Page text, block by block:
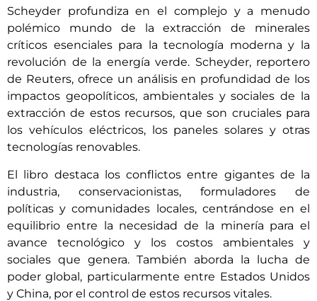
Scheyder profundiza en el complejo y a menudo
polémico mundo de la extracción de minerales
críticos esenciales para la tecnología moderna y la
revolución de la energía verde. Scheyder, reportero
de Reuters, ofrece un análisis en profundidad de los
impactos geopolíticos, ambientales y sociales de la
extracción de estos recursos, que son cruciales para
los vehículos eléctricos, los paneles solares y otras
tecnologías renovables.
El libro destaca los conflictos entre gigantes de la
industria, conservacionistas, formuladores de
políticas y comunidades locales, centrándose en el
equilibrio entre la necesidad de la minería para el
avance tecnológico y los costos ambientales y
sociales que genera. También aborda la lucha de
poder global, particularmente entre Estados Unidos
y China, por el control de estos recursos vitales.